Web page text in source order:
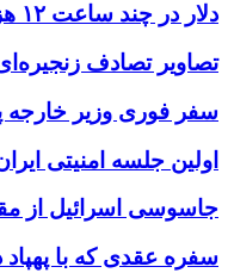
دلار در چند ساعت ۱۲ هزار تومان عقب‌نشینی کرد
تصاویر تصادف زنجیره‌ای ۱۲ خودرو در
سفر فوری وزیر خارجه
اولین جلسه امنیتی
جاسوسی اسرائیل از
سفره عقدی که با پهپاد